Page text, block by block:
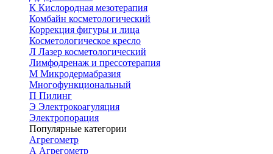
К Кислородная мезотерапия
Комбайн косметологический
Коррекция фигуры и лица
Косметологическое кресло
Л Лазер косметологический
Лимфодренаж и прессотерапия
М Микродермабразия
Многофункциональный
П Пилинг
Э Электрокоагуляция
Электропорация
Популярные категории
Агрегометр
А Агрегометр